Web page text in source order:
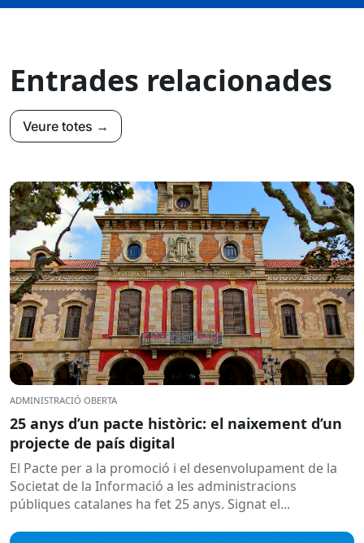
Entrades relacionades
Veure totes →
ADMINISTRACIÓ OBERTA
25 anys d’un pacte històric: el naixement d’un
projecte de país digital
El Pacte per a la promoció i el desenvolupament de la
Societat de la Informació a les administracions
públiques catalanes ha fet 25 anys. Signat el...